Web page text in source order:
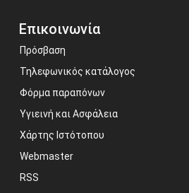
Επικοινωνία
Πρόσβαση
Τηλεφωνικός κατάλογος
Φόρμα παραπόνων
Υγιεινή και Ασφάλεια
Χάρτης Ιστότοπου
Webmaster
RSS